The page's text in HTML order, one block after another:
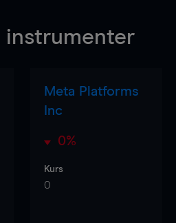
instrumenter
Meta Platforms
Inc
0%
Kurs
0